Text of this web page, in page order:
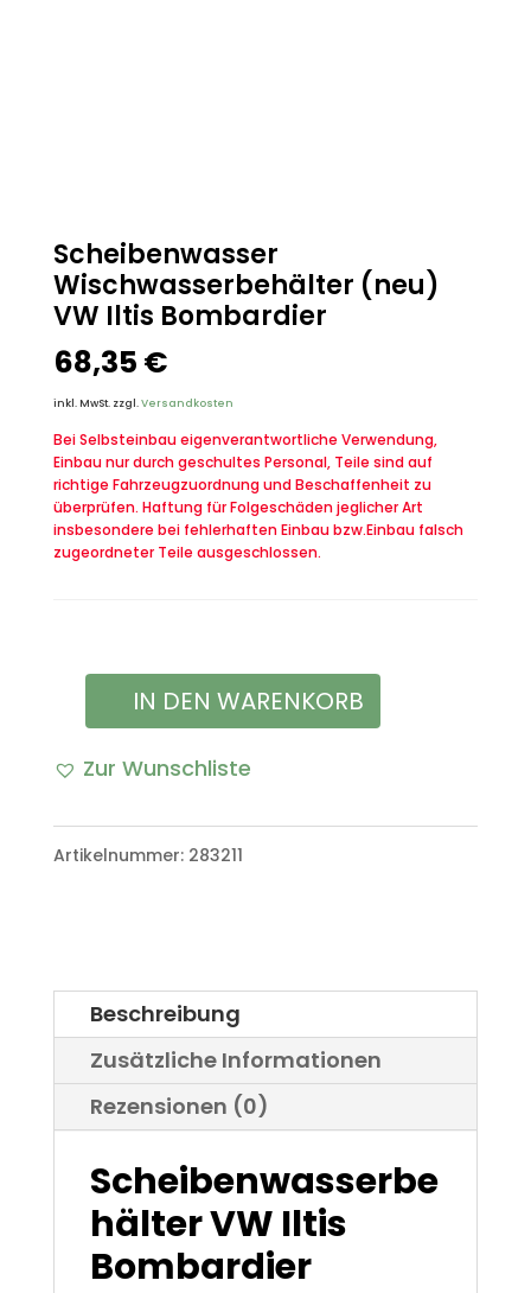
Scheibenwasser
Wischwasserbehälter (neu)
VW Iltis Bombardier
68,35 €
inkl. MwSt. zzgl.Versandkosten
Bei Selbsteinbau eigenverantwortliche Verwendung,
Einbau nur durch geschultes Personal, Teile sind auf
richtige Fahrzeugzuordnung und Beschaffenheit zu
überprüfen. Haftung für Folgeschäden jeglicher Art
insbesondere bei fehlerhaften Einbau bzw.Einbau falsch
zugeordneter Teile ausgeschlossen.
Scheibenwasser
Wischwasserbehälter
VW
IN DEN WARENKORB
Zur Wunschliste
Artikelnummer: 283211
Beschreibung
Zusätzliche Informationen
Rezensionen (0)
Scheibenwasserbe
hälter VW Iltis
Bombardier